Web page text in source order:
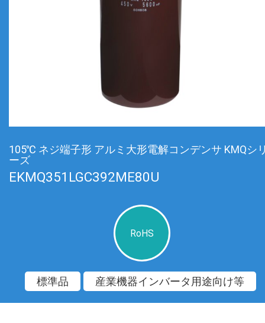
105℃ ネジ端子形 アルミ大形電解コンデンサ KMQシ
ーズ
EKMQ351LGC392ME80U
RoHS
標準品 産業機器インバータ用途向け等